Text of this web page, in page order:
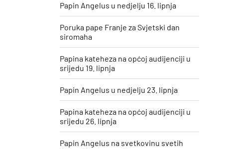
Papin Angelus u nedjelju 16. lipnja
Poruka pape Franje za Svjetski dan
siromaha
Papina kateheza na općoj audijenciji u
srijedu 19. lipnja
Papin Angelus u nedjelju 23. lipnja
Papina kateheza na općoj audijenciji u
srijedu 26. lipnja
Papin Angelus na svetkovinu svetih